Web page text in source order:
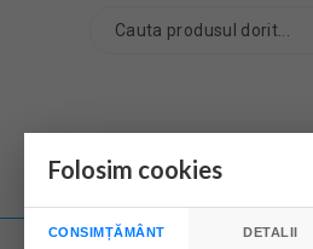
Folosim cookies
CONSIMȚĂMÂNT DETALII